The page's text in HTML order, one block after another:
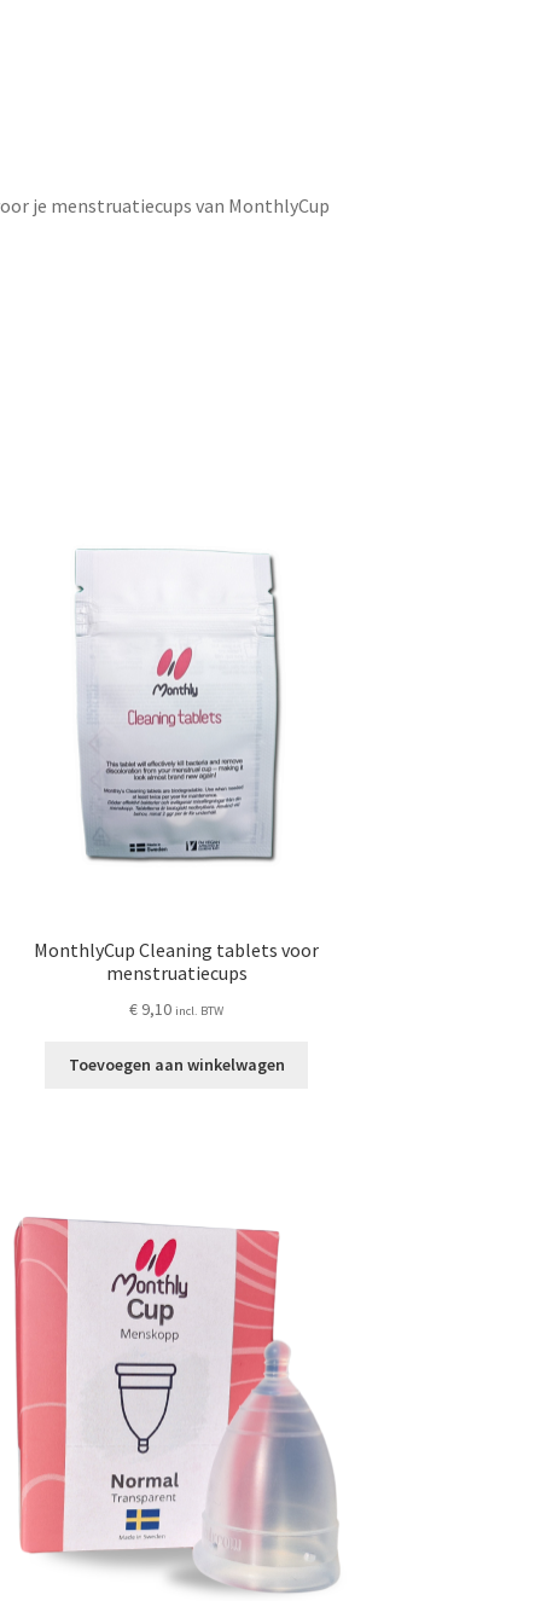
je menstruatiecups van MonthlyCup
MonthlyCup Cleaning tablets voor
menstruatiecups
€ 9,10 incl. BTW
Toevoegen aan winkelwagen